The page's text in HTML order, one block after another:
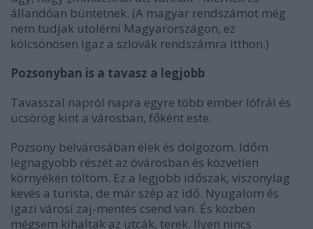
állandóan büntetnek. (A magyar rendszámot még
nem tudjak utolérni Magyarországon, ez
kölcsönösen igaz a szlovák rendszámra itthon.)
Pozsonyban is a tavasz a legjobb
Tavasszal napról napra egyre több ember lófrál és
ücsörög kint a városban, főként este.
Pozsony belvárosában élek és dolgozom. Időm
legnagyobb részét az óvárosban és közvetlen
környékén töltöm. Ez a legjobb időszak, viszonylag
kevés a turista, de már szép az idő. Nyugalom és
igazi városi zaj-mentes csend van. És közben
mégsem kihaltak az utcák, terek. Ilyen nincs